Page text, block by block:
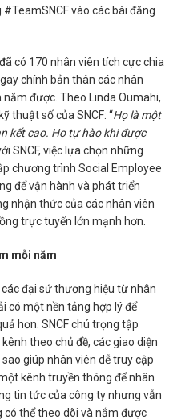
vào các bài đăng
có 170 nhân viên tích cực chia
chính bản thân các nhân
được. Theo Linda Oumahi,
thuật số của SNCF: “Họ là một
kết cao. Họ tự hào khi được
SNCF, việc lựa chọn những
chương trình Social Employee
để vận hành và phát triển
nhận thức của các nhân viên
trực tuyến lớn mạnh hơn.
mỗi năm
đại sứ thương hiệu từ nhân
có một nền tảng hợp lý để
hơn. SNCF chú trọng tập
theo chủ đề, các giao diện
giúp nhân viên dễ truy cập
kênh truyền thông để nhân
tin tức của công ty nhưng vẫn
có thể theo dõi và nắm được